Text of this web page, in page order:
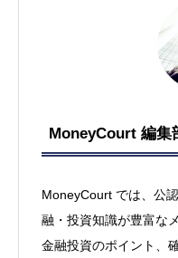
MoneyCourt 編集
MoneyCourt では、公
融・投資知識が豊富な
金融投資のポイント、